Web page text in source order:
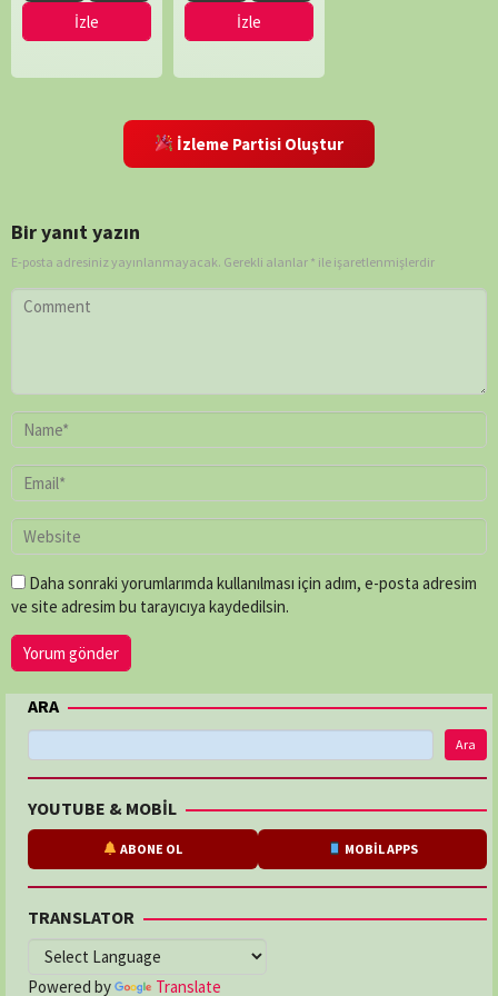
İzle İzle
İzleme Partisi Oluştur
Bir yanıt yazın
E-posta adresiniz yayınlanmayacak. Gerekli alanlar * ile işaretlenmişlerdir
Daha sonraki yorumlarımda kullanılması için adım, e-posta adresim
ve site adresim bu tarayıcıya kaydedilsin.
ARA
Ara
YOUTUBE & MOBİL
ABONE OL MOBİL APPS
TRANSLATOR
Powered by Translate